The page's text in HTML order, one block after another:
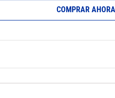
COMPRAR AHORA